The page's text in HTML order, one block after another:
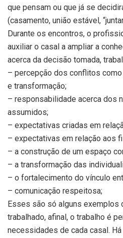
que pensam ou que já se
(casamento, união estável,
Durante os encontros, o
auxiliar o casal a ampliar a
acerca da decisão tomada,
– percepção dos conflitos
e transformação;
– responsabilidade acerca dos
assumidos;
– expectativas criadas em
– expectativas em relação aos
– a construção de um espaço
– a transformação das
– o fortalecimento do vínculo
– comunicação respeitosa;
Esses são só alguns exemplos
trabalhado, afinal, o trabalho é
necessidades de cada casal.